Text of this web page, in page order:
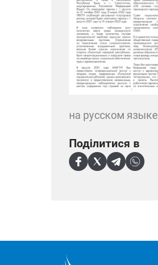
на русском языке
Поділитися в